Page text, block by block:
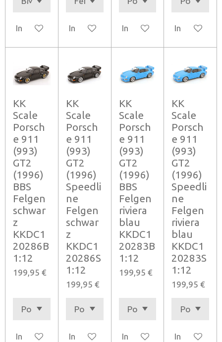
In den WarenkorbIn den WarenkorbIn den WarenkorbIn den
KK
Scale
Porsch
e 911
(993)
GT2
(1996)
BBS
Felgen
schwar
z
KKDC1
20286B
1:12
199,95 €
In den Warenkorb
KK
Scale
Porsch
e 911
(993)
GT2
(1996)
Speedli
ne
Felgen
schwar
z
KKDC1
20286S
1:12
199,95 €
In den Warenkorb
KK
Scale
Porsch
e 911
(993)
GT2
(1996)
BBS
Felgen
riviera
blau
KKDC1
20283B
1:12
199,95 €
In den Warenkorb
KK
Scale
Porsch
e 911
(993)
GT2
(1996)
Speedli
ne
Felgen
riviera
blau
KKDC1
20283S
1:12
199,95 €
In den